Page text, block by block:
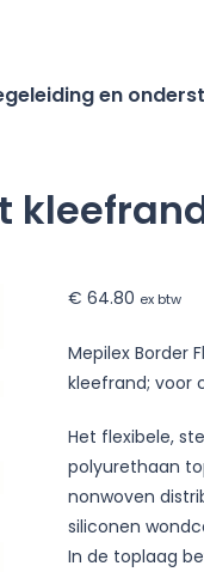
en
€ 64.80 ex btw
Mepilex Border
kleefrand; voor
Het flexibele,
polyurethaan
nonwoven
siliconen
In de toplaag